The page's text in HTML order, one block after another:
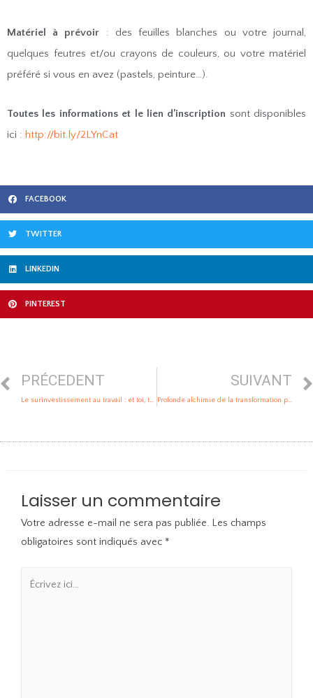
Matériel à prévoir : des feuilles blanches ou votre journal,
quelques feutres et/ou crayons de couleurs, ou votre matériel
préféré si vous en avez (pastels, peinture…).
Toutes les informations et le lien d’inscription sont disponibles
ici : http://bit.ly/2LYnCat
FACEBOOK
TWITTER
LINKEDIN
PINTEREST
PRÉCEDENT
Le surinvestissement au travail : et toi, tu en es où avec la valeur travail ?
SUIVANT
Profonde alchimie de la transformation par le feu
Laisser un commentaire
Votre adresse e-mail ne sera pas publiée. Les champs
obligatoires sont indiqués avec *